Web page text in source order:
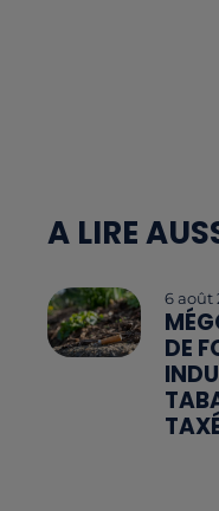
A LIRE
6 août
DE